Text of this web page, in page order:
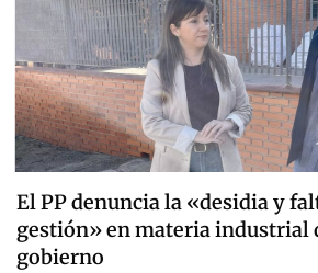
El PP denuncia la «desidia y
gestión» en materia industrial
gobierno